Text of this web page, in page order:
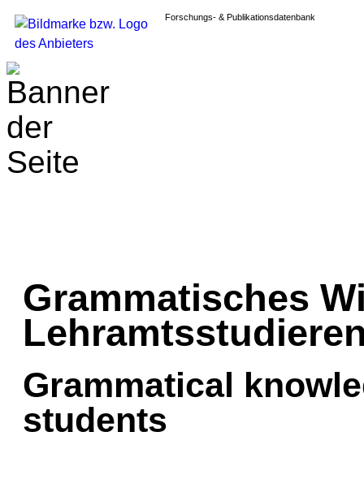
Forschungs- & Publikationsdatenbank
Grammatisches
Grammatical
students